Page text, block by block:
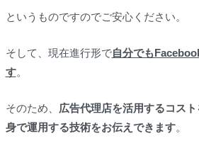
というものですのでご安心ください。
そして、現在進行形で自分でも
す。
そのため、 広告代理店を活用するコス
身で運用する技術をお伝えできます。